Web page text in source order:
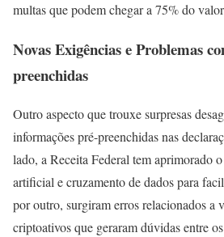
multas que podem chegar a 75% do
Novas Exigências e Problemas
preenchidas
Outro aspecto que trouxe surpresas
informações pré-preenchidas nas
lado, a Receita Federal tem aprimorado
artificial e cruzamento de dados para
por outro, surgiram erros relacionados a
criptoativos que geraram dúvidas entre